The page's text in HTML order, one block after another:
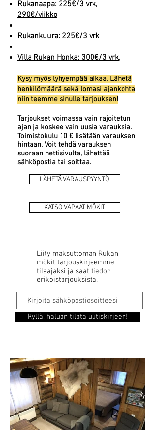
Rukanaapa: 225€/3 vrk,
290€/viikko
Rukankuura: 225€/3 vrk
Villa Rukan Honka: 300€/3 vrk,
Kysy myös lyhyempää aikaa. Lähetä
henkilömäärä sekä lomasi ajankohta
niin teemme sinulle tarjouksen!
Tarjoukset voimassa vain rajoitetun
ajan ja koskee vain uusia varauksia.
Toimistokulu 10 € lisätään varauksen
hintaan. Voit tehdä varauksen
suoraan nettisivulta, lähettää
sähköpostia tai soittaa.
LÄHETÄ VARAUSPYYNTÖ
KATSO VAPAAT MÖKIT
Liity maksuttoman Rukan
mökit tarjouskirjeemme
tilaajaksi ja saat tiedon
erikoistarjouksista.
Kyllä, haluan tilata uutiskirjeen!